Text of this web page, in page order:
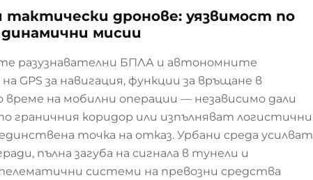
дронове: уязвимост по
мисии
разузнавателни БПЛА и автономните
GPS за навигация, функции за връщане в
на мобилни операции — независимо дали
граничния коридор или изпълняват логистични
точка на отказ. Урбани среда усилват
пълна загуба на сигнала в тунели и
системи на превозни средства